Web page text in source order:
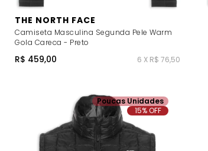
THE NORTH FACE
Camiseta Masculina Segunda Pele Warm
Gola Careca - Preto
R$ 459,00 6 X R$ 76,50
Poucas Unidades
15% OFF